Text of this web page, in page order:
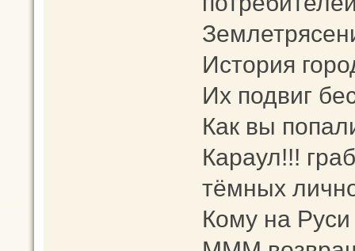
История
Их подвиг
Как вы
Караул!!!
тёмных
Кому на